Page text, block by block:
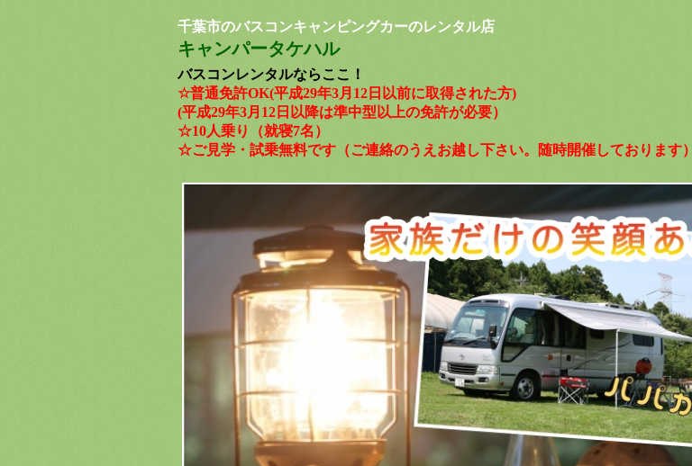
千葉市のバスコンキャンピングカーのレンタル店
キャンパータケハル​​​​​​
バスコンレンタルならここ！
☆普通免許OK(平成29年3月12日以前に取得された方)
(平成29年3月12日以降は準中型以上の免許が必要）
☆10人乗り（就寝7名）
☆ご見学・試乗無料です（ご連絡のうえお越し下さい。随時開催しております）